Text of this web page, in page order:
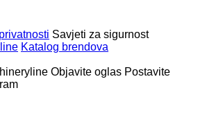
Savjeti za sigurnost
Katalog brendova
Objavite oglas Postavite